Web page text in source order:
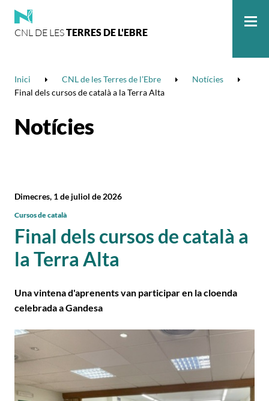
CNL DE LESTERRES DE L'EBRE
Inici CNL de les Terres de l’Ebre
Notícies
Final dels cursos de català a la Terra Alta
Notícies
Final dels cursos de català a
la Terra Alta
Dimecres, 1 de juliol de 2026
Cursos de català
Una vintena d'aprenents van participar en la cloenda
celebrada a Gandesa